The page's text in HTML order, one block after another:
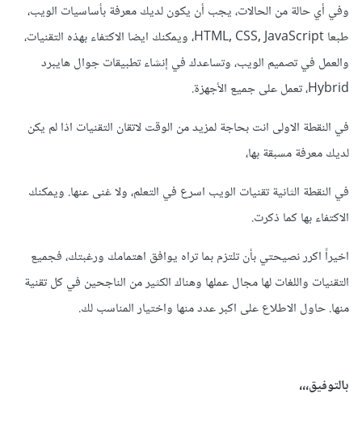
وفي أي حالة من الحالات، يجب أن يكون لديك معرفة بأساسيات الويب،
طبعا HTML, CSS, JavaScript، ويمكنك ايضا الاكتفاء بهذه التقنيات،
والعمل في تصميم الويب، وتساعدك في إنشاء تطبيقات جوال هايبرد
Hybrid، تعمل على جميع الأجهزة.
في النقطة الاولى انت بحاجة لمزيد من الوقت لاتقان التقنيات اذا لم يكن
لديك معرفة مسبقة بها،
في النقطة الثانية تقنيات الويب اسرع في التعلم، ولا غنى عنها. ويمكنك
الاكتفاء بها كما ذكرت.
اخيراً اكرر نصيحتي بأن تلتزم بما تراه يوافق اهتمامك ورغبتك، فجميع
التقنيات واللغات لها مجال عملها وهناك الكثير من الناجحين في كل تقنية
منها. حاول الاطلاع على اكبر عدد منها واختيار المناسب لك.
بالتوفيق،،،